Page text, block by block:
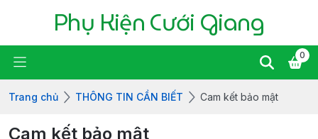
Phụ Kiện Cưới Giang
0
Trang chủ THÔNG TIN CẦN BIẾT Cam kết bảo mật
Cam kết bảo mật